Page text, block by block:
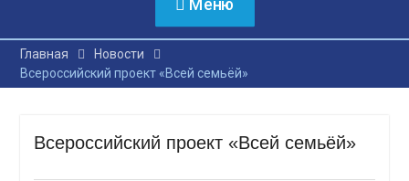
Меню
Главная
Новости
Всероссийский проект «Всей семьёй»
Всероссийский проект «Всей семьёй»